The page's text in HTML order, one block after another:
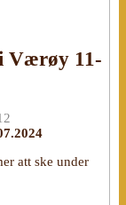
Værøy 11-
att ske under